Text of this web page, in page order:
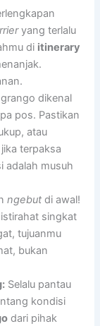
yang terlalu
di itinerary
dikenal
pos. Pastikan
atau
terpaksa
adalah musuh
ngebut di awal!
singkat
tujuanmu
bukan
Selalu pantau
kondisi
dari pihak